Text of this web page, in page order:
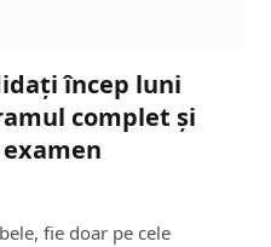
încep luni
complet și
fie doar pe cele